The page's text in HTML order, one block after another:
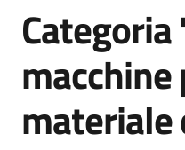
strumenti
acquisto
materiale